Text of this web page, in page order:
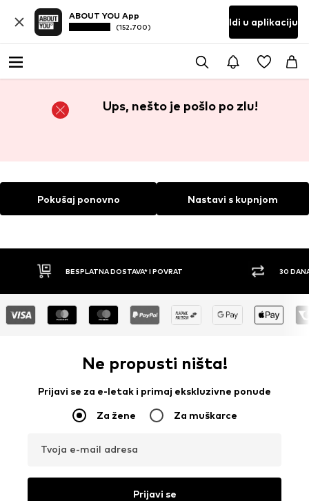
ABOUT YOU App
(152.700) Idi u aplikaciju
Ups, nešto je pošlo po zlu!
Pokušaj ponovno Nastavi s kupnjom
BESPLATNA DOSTAVA* I POVRAT 30
Ne propusti ništa!
Prijavi se za e-letak i primaj ekskluzivne ponude
Za žene Za muškarce
Tvoja e-mail adresa
Prijavi se